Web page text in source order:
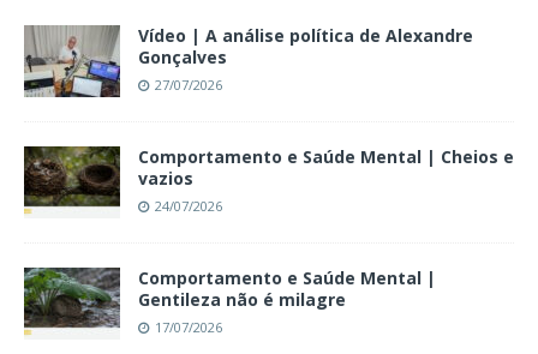
Vídeo | A análise política de Alexandre
Gonçalves
27/07/2026
Comportamento e Saúde Mental | Cheios e
vazios
24/07/2026
Comportamento e Saúde Mental |
Gentileza não é milagre
17/07/2026